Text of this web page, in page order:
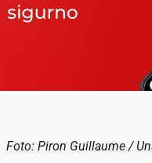
Foto: Piron Guillaume /